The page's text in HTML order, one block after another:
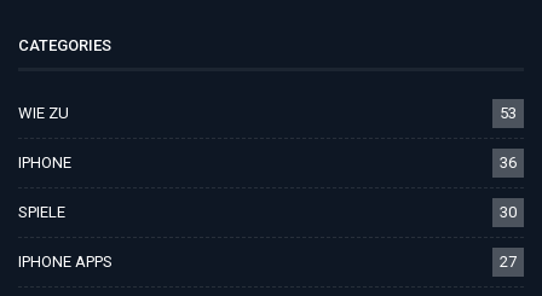
CATEGORIES
WIE ZU 53
IPHONE 36
SPIELE 30
IPHONE APPS 27